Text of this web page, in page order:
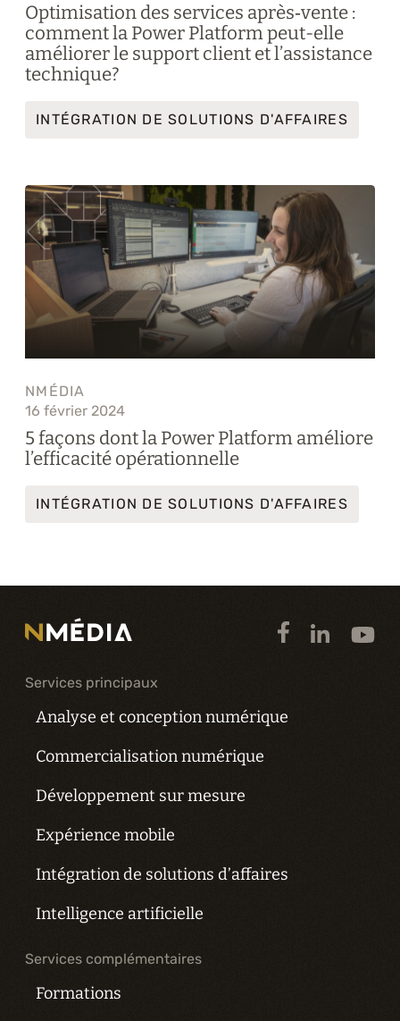
Optimisation des services après‑vente :
comment la Power Platform peut-elle
améliorer le support client et l’assistance
technique?
INTÉGRATION DE SOLUTIONS D'AFFAIRES
NMÉDIA
16 février 2024
5 façons dont la Power Platform améliore
l’efficacité opérationnelle
INTÉGRATION DE SOLUTIONS D'AFFAIRES
Services principaux
Analyse et conception numérique
Commercialisation numérique
Développement sur mesure
Expérience mobile
Intégration de solutions d’affaires
Intelligence artificielle
Services complémentaires
Formations